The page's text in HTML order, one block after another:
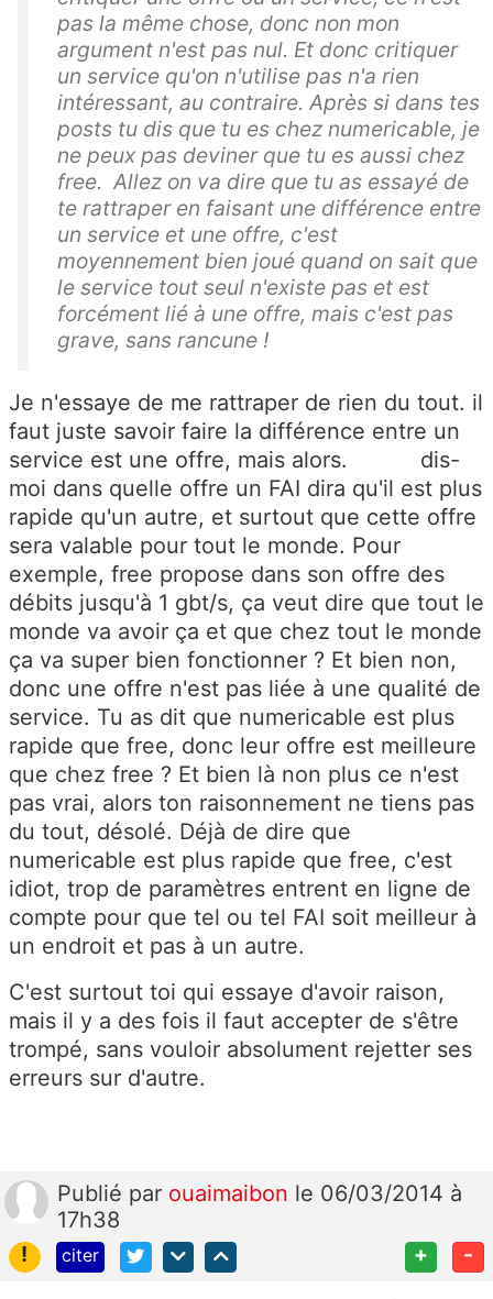
pas la même chose, donc non mon
argument n'est pas nul. Et donc critiquer
un service qu'on n'utilise pas n'a rien
intéressant, au contraire. Après si dans tes
posts tu dis que tu es chez numericable, je
ne peux pas deviner que tu es aussi chez
free. Allez on va dire que tu as essayé de
te rattraper en faisant une différence entre
un service et une offre, c'est
moyennement bien joué quand on sait que
le service tout seul n'existe pas et est
forcément lié à une offre, mais c'est pas
grave, sans rancune !
Je n'essaye de me rattraper de rien du tout. il
faut juste savoir faire la différence entre un
service est une offre, mais alors. dis-
moi dans quelle offre un FAI dira qu'il est plus
rapide qu'un autre, et surtout que cette offre
sera valable pour tout le monde. Pour
exemple, free propose dans son offre des
débits jusqu'à 1 gbt/s, ça veut dire que tout le
monde va avoir ça et que chez tout le monde
ça va super bien fonctionner ? Et bien non,
donc une offre n'est pas liée à une qualité de
service. Tu as dit que numericable est plus
rapide que free, donc leur offre est meilleure
que chez free ? Et bien là non plus ce n'est
pas vrai, alors ton raisonnement ne tiens pas
du tout, désolé. Déjà de dire que
numericable est plus rapide que free, c'est
idiot, trop de paramètres entrent en ligne de
compte pour que tel ou tel FAI soit meilleur à
un endroit et pas à un autre.
C'est surtout toi qui essaye d'avoir raison,
mais il y a des fois il faut accepter de s'être
trompé, sans vouloir absolument rejetter ses
erreurs sur d'autre.
Publié par ouaimaibon le 06/03/2014 à
17h38
!
citer + -